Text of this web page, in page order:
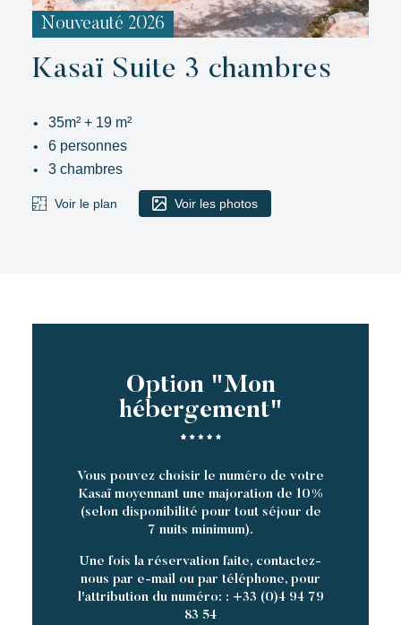
Nouveauté 2026
Kasaï Suite 3 chambres
35m² + 19 m²
6 personnes
3 chambres
Voir le plan Voir les photos
Option "Mon
hébergement"
Vous pouvez choisir le numéro de votre
Kasaï moyennant une majoration de 10%
(selon disponibilité pour tout séjour de
7 nuits minimum).
Une fois la réservation faite, contactez-
nous par e-mail ou par téléphone, pour
l'attribution du numéro: : +33 (0)4 94 79
83 54